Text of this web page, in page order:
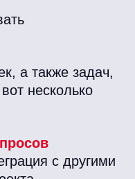
а также задач,
несколько
с другими